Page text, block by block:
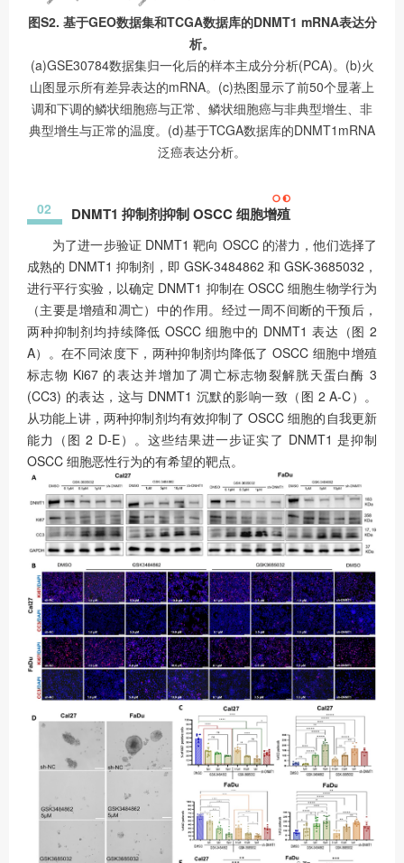
图S2. 基于GEO数据集和TCGA数据库的DNMT1 mRNA表达分
析。
(a)GSE30784数据集归一化后的样本主成分分析(PCA)。(b)火
山图显示所有差异表达的mRNA。(c)热图显示了前50个显著上
调和下调的鳞状细胞癌与正常、鳞状细胞癌与非典型增生、非
典型增生与正常的温度。(d)基于TCGA数据库的DNMT1mRNA
泛癌表达分析。
02 DNMT1 抑制剂抑制 OSCC 细胞增殖
为了进一步验证 DNMT1 靶向 OSCC 的潜力，他们选择了
成熟的 DNMT1 抑制剂，即 GSK-3484862 和 GSK-3685032，
进行平行实验，以确定 DNMT1 抑制在 OSCC 细胞生物学行为
（主要是增殖和凋亡）中的作用。经过一周不间断的干预后，
两种抑制剂均持续降低 OSCC 细胞中的 DNMT1 表达（图 2
A）。在不同浓度下，两种抑制剂均降低了 OSCC 细胞中增殖
标志物 Ki67 的表达并增加了凋亡标志物裂解胱天蛋白酶 3
(CC3) 的表达，这与 DNMT1 沉默的影响一致（图 2 A-C）。
从功能上讲，两种抑制剂均有效抑制了 OSCC 细胞的自我更新
能力（图 2 D-E）。这些结果进一步证实了 DNMT1 是抑制
OSCC 细胞恶性行为的有希望的靶点。